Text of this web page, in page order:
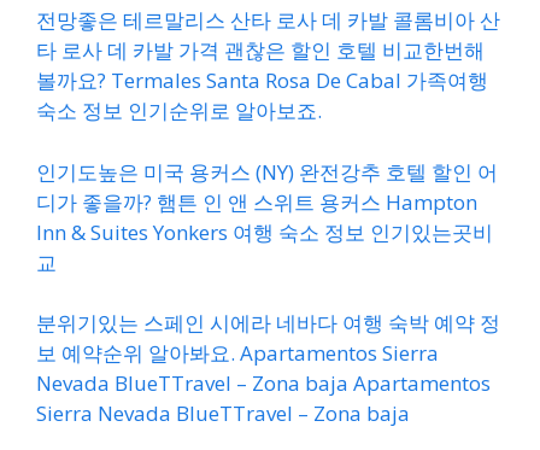
전망좋은 테르말리스 산타 로사 데 카발 콜롬비아 산
타 로사 데 카발 가격 괜찮은 할인 호텔 비교한번해
볼까요? Termales Santa Rosa De Cabal 가족여행
숙소 정보 인기순위로 알아보죠.
인기도높은 미국 용커스 (NY) 완전강추 호텔 할인 어
디가 좋을까? 햄튼 인 앤 스위트 용커스 Hampton
Inn & Suites Yonkers 여행 숙소 정보 인기있는곳비
교
분위기있는 스페인 시에라 네바다 여행 숙박 예약 정
보 예약순위 알아봐요. Apartamentos Sierra
Nevada BlueTTravel – Zona baja Apartamentos
Sierra Nevada BlueTTravel – Zona baja